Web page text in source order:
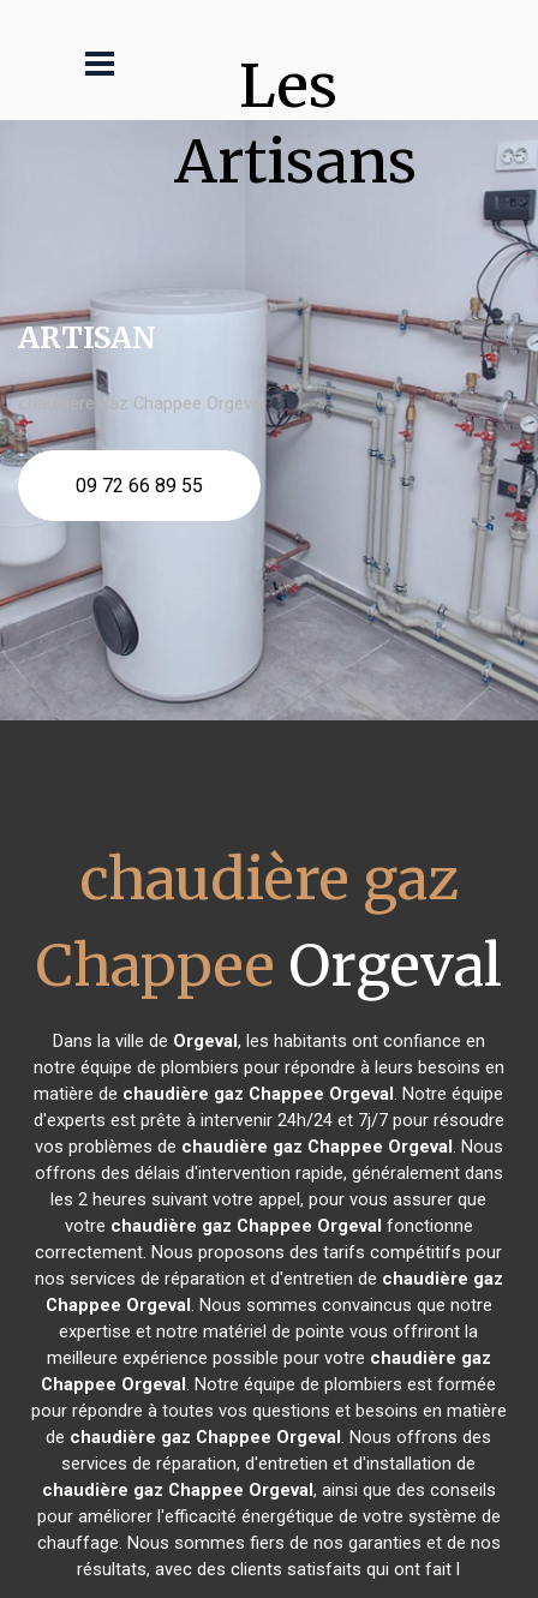
Les
Artisans
ARTISAN
chaudière gaz Chappee Orgeval
09 72 66 89 55
chaudière gaz
Chappee Orgeval
Dans la ville de Orgeval, les habitants ont confiance en
notre équipe de plombiers pour répondre à leurs besoins en
matière de chaudière gaz Chappee Orgeval. Notre équipe
d'experts est prête à intervenir 24h/24 et 7j/7 pour résoudre
vos problèmes de chaudière gaz Chappee Orgeval. Nous
offrons des délais d'intervention rapide, généralement dans
les 2 heures suivant votre appel, pour vous assurer que
votre chaudière gaz Chappee Orgeval fonctionne
correctement. Nous proposons des tarifs compétitifs pour
nos services de réparation et d'entretien de chaudière gaz
Chappee Orgeval. Nous sommes convaincus que notre
expertise et notre matériel de pointe vous offriront la
meilleure expérience possible pour votre chaudière gaz
Chappee Orgeval. Notre équipe de plombiers est formée
pour répondre à toutes vos questions et besoins en matière
de chaudière gaz Chappee Orgeval. Nous offrons des
services de réparation, d'entretien et d'installation de
chaudière gaz Chappee Orgeval, ainsi que des conseils
pour améliorer l'efficacité énergétique de votre système de
chauffage. Nous sommes fiers de nos garanties et de nos
résultats, avec des clients satisfaits qui ont fait l